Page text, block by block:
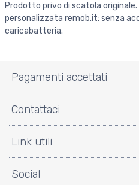
Prodotto privo di scatola
personalizzata remob.it: senza
caricabatteria.
Pagamenti accettati
Contattaci
Link utili
Social